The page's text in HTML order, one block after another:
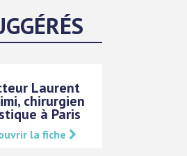
Laurent
chirurgien
à Paris
la fiche